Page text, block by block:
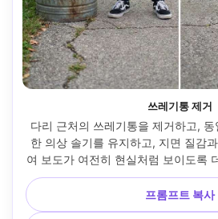
쓰레기통 제거
다리 근처의 쓰레기통을 제거하고,
한 의상 솔기를 유지하고, 지면 질감
여 보도가 여전히 현실처럼 보이도록
세요 --ar 4:5
프롬프트 복사